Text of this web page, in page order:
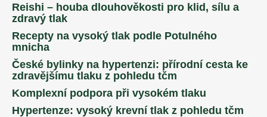
Reishi – houba dlouhověkosti pro klid, sílu a
zdravý tlak
Recepty na vysoký tlak podle Potulného
mnicha
České bylinky na hypertenzi: přírodní cesta ke
zdravějšímu tlaku z pohledu tčm
Komplexní podpora při vysokém tlaku
Hypertenze: vysoký krevní tlak z pohledu tčm